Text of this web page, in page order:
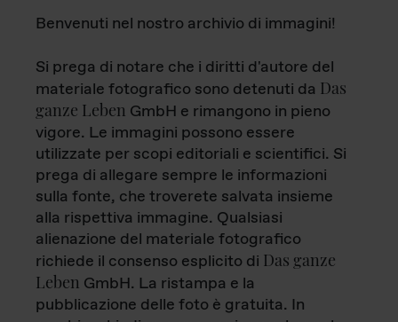
Benvenuti nel nostro archivio di immagini!
Si prega di notare che i diritti d'autore del
materiale fotografico sono detenuti da Das
ganze Leben GmbH e rimangono in pieno
vigore. Le immagini possono essere
utilizzate per scopi editoriali e scientifici. Si
prega di allegare sempre le informazioni
sulla fonte, che troverete salvata insieme
alla rispettiva immagine. Qualsiasi
alienazione del materiale fotografico
richiede il consenso esplicito di Das ganze
Leben GmbH. La ristampa e la
pubblicazione delle foto è gratuita. In